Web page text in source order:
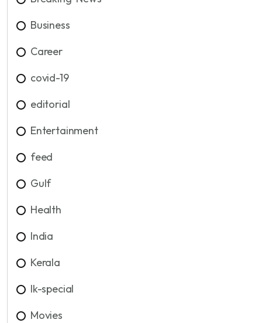
Business
Career
covid-19
editorial
Entertainment
feed
Gulf
Health
India
Kerala
lk-special
Movies